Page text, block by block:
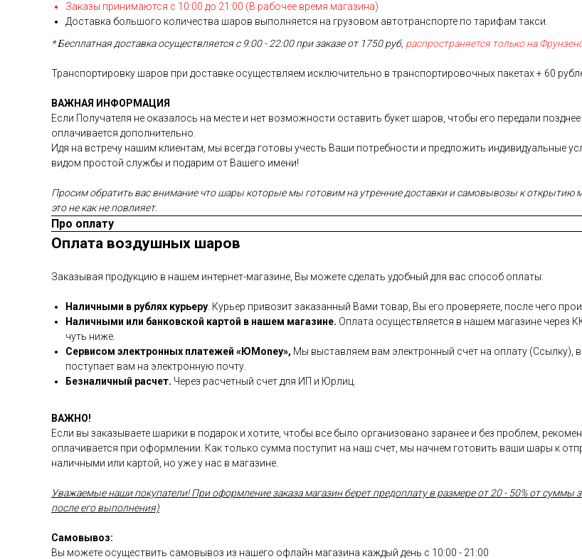
Заказы принимаются с 10:00 до 21:00 (В рабочее время магазина)
Доставка большого количества шаров выполняется на грузовом автотранспорте по тарифам такси.
* Бесплатная доставка осуществляется с 9:00 - 22:00 при заказе от 1750 руб, распространяется только на
Транспортировку шаров при доставке осуществляем исключительно в транспортировочных пакетах + 60
ВАЖНАЯ ИНФОРМАЦИЯ
Если Получателя не оказалось на месте и нет возможности оставить букет шаров, чтобы его передали
оплачивается дополнительно.
Идя на встречу нашим клиентам, мы всегда готовы учесть Ваши потребности и предложить индивидуальные
видом простой службы и подарим от Вашего имени!
Просим обратить вас внимание что шары которые мы готовим на утренние доставки и самовывозы к открытию
это не как не повлияет.
Про оплату
Оплата воздушных шаров
Заказывая продукцию в нашем интернет-магазине, Вы можете сделать удобный для вас способ оплаты:
Наличными в рублях курьеру . Курьер привозит заказанный Вами товар, Вы его проверяете, после чего
Наличными или банковской картой в нашем магазине. Оплата осуществляется в нашем магазине через
чуть ниже.
Сервисом электронных платежей «ЮMoney», Мы выставляем вам электронный счет на оплату (Ссылку),
поступает вам на электронную почту.
Безналичный расчет. Через расчетный счет для ИП и Юрлиц.
ВАЖНО!
Если вы заказываете шарики в подарок и хотите, чтобы все было организовано заранее и без проблем,
оплачивается при оформлении. Как только сумма поступит на наш счет, мы начнем готовить ваши шары к
наличными или картой, но уже у нас в магазине.
Уважаемые наши покупатели! При оформление заказа магазин берет предоплату в размере от 20 - 50% от суммы
после его выполнения)
Самовывоз:
Вы можете осуществить самовывоз из нашего офлайн магазина каждый день с 10:00 - 21:00